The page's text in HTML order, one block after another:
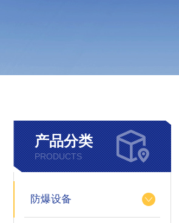
产品分类
PRODUCTS
防爆设备